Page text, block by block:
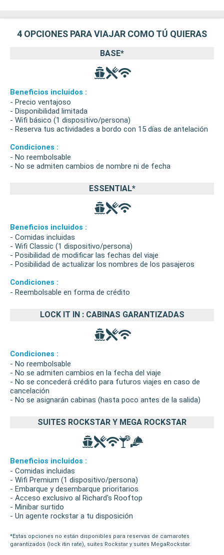
4 OPCIONES PARA VIAJAR COMO TÚ QUIERAS
BASE*
Beneficios incluidos :
- Precio ventajoso
- Disponibilidad limitada
- Wifi básico (1 dispositivo/persona)
- Reserva tus actividades a bordo con 15 días de antelación
Condiciones :
- No reembolsable
- No se admiten cambios de nombre ni de fecha
ESSENTIAL*
Beneficios incluidos :
- Comidas incluidas
- Wifi Classic (1 dispositivo/persona)
- Posibilidad de modificar las fechas del viaje
- Posibilidad de actualizar los nombres de los pasajeros
Condiciones :
- Reembolsable en forma de crédito
LOCK IT IN : CABINAS GARANTIZADAS
Condiciones :
- No reembolsable
- No se admiten cambios en la fecha del viaje
- No se concederá crédito para futuros viajes en caso de
cancelación
- No se asignarán cabinas (hasta poco antes de la salida)
SUITES ROCKSTAR Y MEGA ROCKSTAR
Beneficios incluidos :
- Comidas incluidas
- Wifi Premium (1 dispositivo/persona)
- Embarque y desembarque prioritarios
- Acceso exclusivo al Richard's Rooftop
- Minibar surtido
- Un agente rockstar a tu disposición
*Estas opciones no están disponibles para reservas de camarotes
garantizados (lock itin rate), suites Rockstar y suites MegaRockstar.